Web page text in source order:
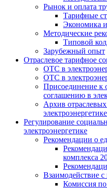
Рынок и оплата
Тарифные
Экономика и
Методические
Типовой
Зарубежный опыт
Отраслевое тарифное
ОТС в
ОТС в
Присоединение к
соглашению в
Архив
Регулирование
электроэнергетике
Рекомендации о
комплекса
Взаимодействие
Комиссия